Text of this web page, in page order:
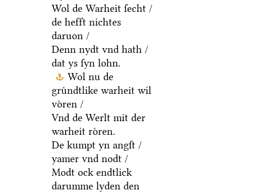
Wol de Warheit ſecht /
de hefft nichtes
daruon /
Denn nydt vnd hath /
dat ys ſyn lohn.
Wol nu de
gruͤndtlike warheit wil
voͤren /
Vnd de Werlt mit der
warheit roͤren.
De kumpt yn angſt /
yamer vnd nodt /
Modt ock endtlick
darumme lyden den